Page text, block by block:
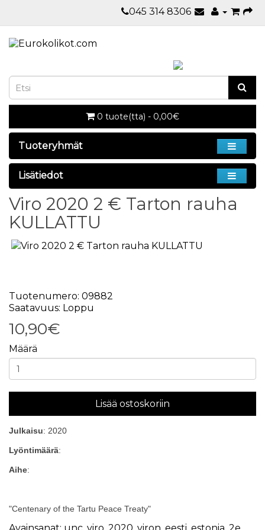
045 314 8306
0 tuote(tta) - 0,00€
Tuoteryhmät
Lisätiedot
Viro 2020 2 € Tarton rauha
KULLATTU
Tuotenumero: 09882
Saatavuus: Loppu
10,90€
Määrä
Lisää ostoskoriin
Julkaisu: 2020
Lyöntimäärä:
Aihe:
"Centenary of the Tartu Peace Treaty"